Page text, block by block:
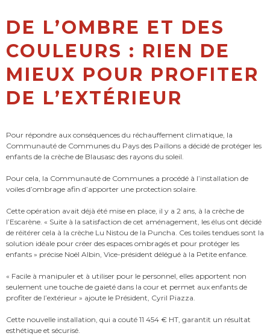
DE L’OMBRE ET DES
COULEURS : RIEN DE
MIEUX POUR PROFITER
DE L’EXTÉRIEUR
Pour répondre aux conséquences du réchauffement climatique, la
Communauté de Communes du Pays des Paillons a décidé de protéger les
enfants de la crèche de Blausasc des rayons du soleil.
Pour cela, la Communauté de Communes a procédé à l’installation de
voiles d’ombrage afin d’apporter une protection solaire.
Cette opération avait déjà été mise en place, il y a 2 ans, à la crèche de
l’Escarène. « Suite à la satisfaction de cet aménagement, les élus ont décidé
de réitérer cela à la crèche Lu Nistou de la Puncha. Ces toiles tendues sont la
solution idéale pour créer des espaces ombragés et pour protéger les
enfants » précise Noël Albin, Vice-président délégué à la Petite enfance.
« Facile à manipuler et à utiliser pour le personnel, elles apportent non
seulement une touche de gaieté dans la cour et permet aux enfants de
profiter de l’extérieur » ajoute le Président, Cyril Piazza.
Cette nouvelle installation, qui a couté 11 454 € HT, garantit un résultat
esthétique et sécurisé.